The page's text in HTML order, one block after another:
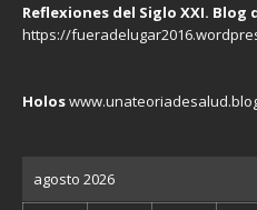
Reflexiones del Siglo XXI. Blog
https://
Holos
agosto 2026